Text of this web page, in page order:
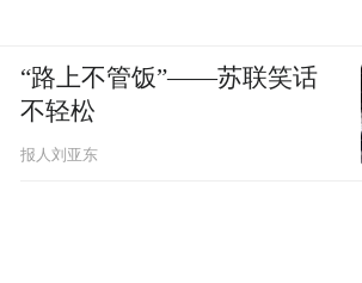
“路上不管饭”——苏联笑话
不轻松
报人刘亚东